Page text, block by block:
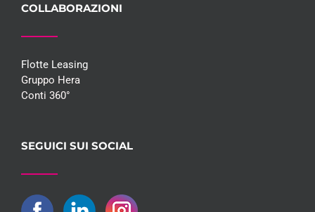
COLLABORAZIONI
Flotte Leasing
Gruppo Hera
Conti 360°
SEGUICI SUI SOCIAL